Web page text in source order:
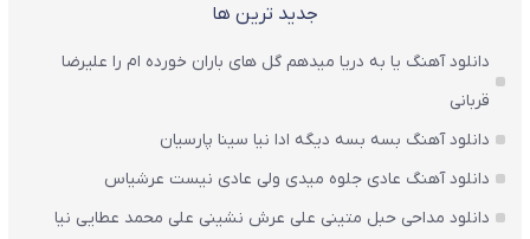
جدید ترین ها
دانلود آهنگ یا به دریا میدهم گل های باران‌ خورده ام را علیرضا
قربانی
دانلود آهنگ بسه بسه دیگه ادا نیا سینا پارسیان
دانلود آهنگ عادی جلوه میدی ولی عادی نیست عرشیاس
دانلود مداحی حبل متینی علی عرش نشینی علی محمد عطایی نیا